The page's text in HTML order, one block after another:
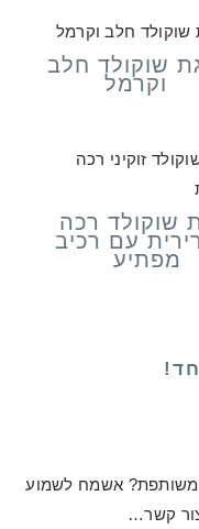
שוקולד חלב
וקרמל
שוקולד רכה
עם רכיב
מפתיע
משותפת? אשמח לשמוע
קשר…